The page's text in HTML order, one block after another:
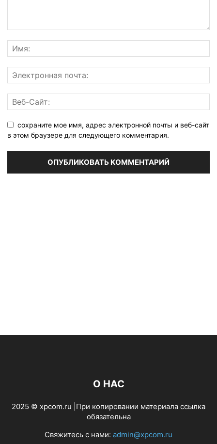
сохраните мое имя, адрес электронной почты и веб-сайт
в этом браузере для следующего комментария.
О НАС
2025 © xpcom.ru |При копировании материала ссылка
обязательна
Свяжитесь с нами: admin@xpcom.ru